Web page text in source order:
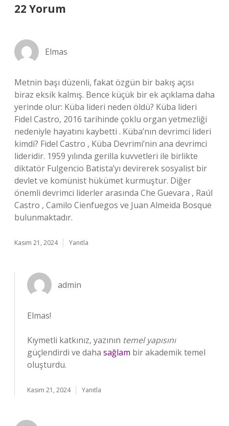
22 Yorum
Elmas
Metnin başı düzenli, fakat özgün bir bakış açısı
biraz eksik kalmış. Bence küçük bir ek açıklama daha
yerinde olur: Küba lideri neden öldü? Küba lideri
Fidel Castro, 2016 tarihinde çoklu organ yetmezliği
nedeniyle hayatını kaybetti . Küba’nın devrimci lideri
kimdi? Fidel Castro , Küba Devrimi’nin ana devrimci
lideridir. 1959 yılında gerilla kuvvetleri ile birlikte
diktatör Fulgencio Batista’yı devirerek sosyalist bir
devlet ve komünist hükümet kurmuştur. Diğer
önemli devrimci liderler arasında Che Guevara , Raúl
Castro , Camilo Cienfuegos ve Juan Almeida Bosque
bulunmaktadır.
Kasım 21, 2024 Yanıtla
admin
Elmas!
Kıymetli katkınız, yazının temel yapısını
güçlendirdi ve daha sağlam bir akademik temel
oluşturdu.
Kasım 21, 2024 Yanıtla